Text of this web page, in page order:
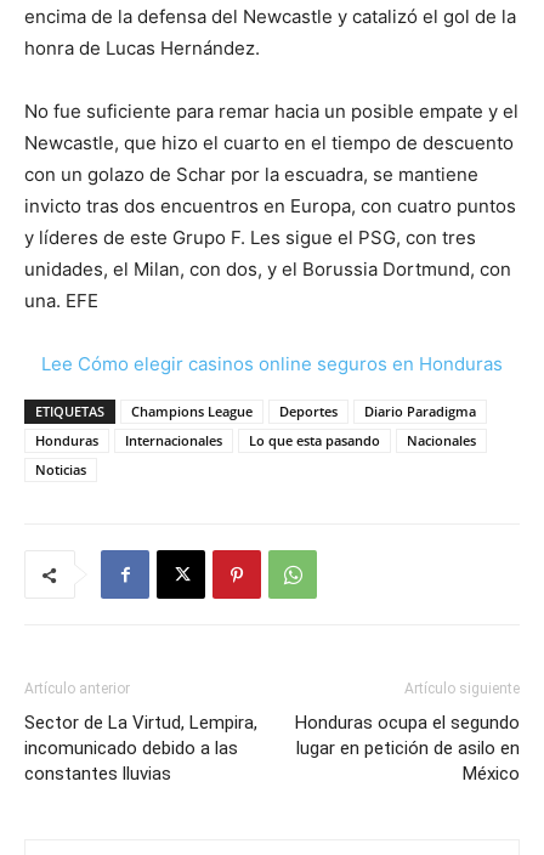
encima de la defensa del Newcastle y catalizó el gol de la
honra de Lucas Hernández.
No fue suficiente para remar hacia un posible empate y el
Newcastle, que hizo el cuarto en el tiempo de descuento
con un golazo de Schar por la escuadra, se mantiene
invicto tras dos encuentros en Europa, con cuatro puntos
y líderes de este Grupo F. Les sigue el PSG, con tres
unidades, el Milan, con dos, y el Borussia Dortmund, con
una. EFE
Lee Cómo elegir casinos online seguros en Honduras
ETIQUETAS Champions League Deportes
Diario Paradigma
Honduras
Internacionales Lo que esta pasando
Nacionales
Noticias
Artículo anterior
Sector de La Virtud, Lempira,
incomunicado debido a las
constantes lluvias
Artículo siguiente
Honduras ocupa el segundo
lugar en petición de asilo en
México